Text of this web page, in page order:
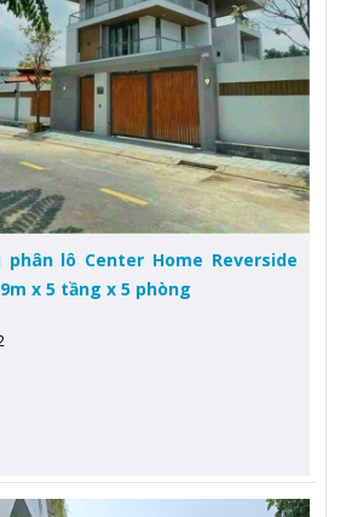
phân lô Center Home Reverside
x 5 tầng x 5 phòng